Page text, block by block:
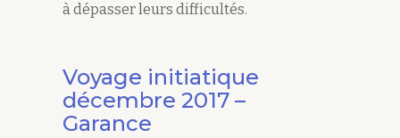
à dépasser leurs difficultés.
Voyage initiatique
décembre 2017 –
Garance